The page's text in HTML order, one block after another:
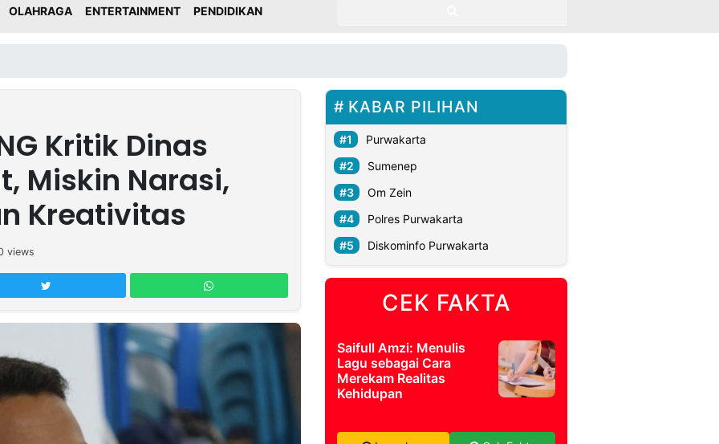
OLAHRAGA ENTERTAINMENT PENDIDIKAN
Kritik Dinas
Miskin Narasi,
Kreativitas
views
KABAR PILIHAN
Purwakarta
Sumenep
Om Zein
Polres Purwakarta
Diskominfo Purwakarta
CEK FAKTA
Saifull Amzi: Menulis
Lagu sebagai Cara
Merekam Realitas
Kehidupan